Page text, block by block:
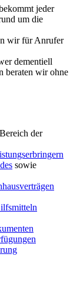
jeder
um die
wir für Anrufer
dementiell
beraten wir ohne
der
sowie